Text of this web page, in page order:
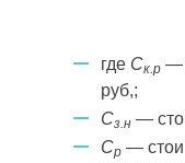
где Cк.р —
руб,;
Cз.н —
Ср —